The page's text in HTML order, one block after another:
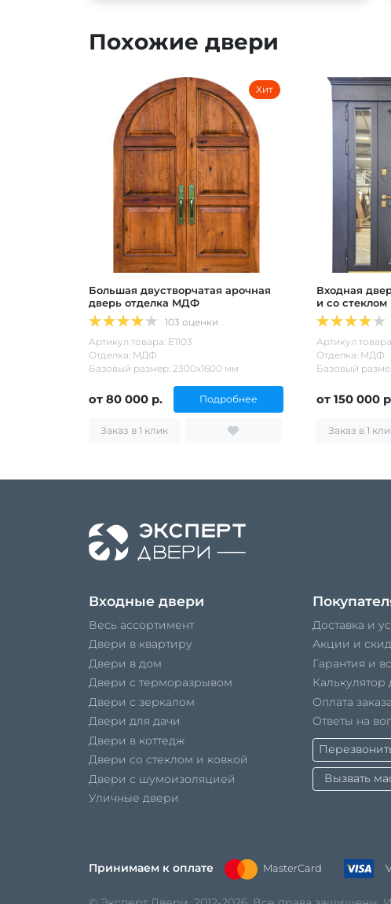
Похожие двери
Хит
Большая двустворчатая арочная
дверь отделка МДФ
103 оценки
Артикул товара: Е1103
Отделка: МДФ
Базовый размер: 2300х1600 мм
от 80 000 р. Подробнее
Заказ в 1 клик
Входная
и со стеклом
Артикул
Отделка: МДФ
Базовый
от 150 000
Заказ в 1
Входные двери
Весь ассортимент
Двери в квартиру
Двери в дом
Двери с терморазрывом
Двери с зеркалом
Двери для дачи
Двери в коттедж
Двери со стеклом и ковкой
Двери с шумоизоляцией
Уличные двери
Доставка и
Акции и
Гарантия и
Калькулятор
Оплата заказа
Ответы на
Вызвать
Принимаем к оплате MasterCard